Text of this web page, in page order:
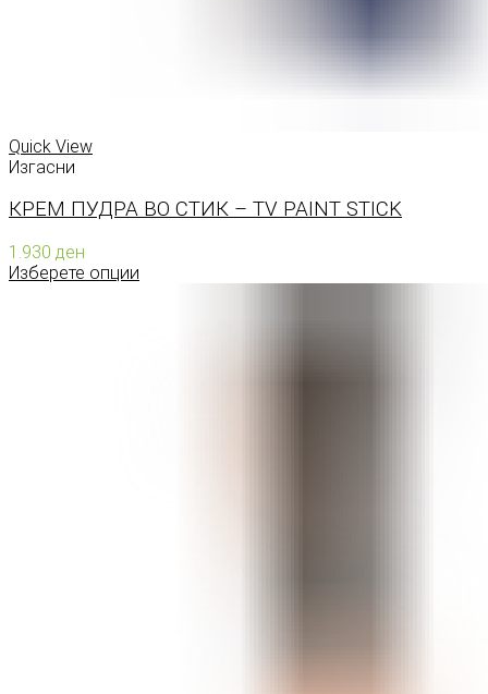
Quick View
Изгасни
КРЕМ ПУДРА ВО СТИК – TV PAINT STICK
1.930 ден
Изберете опции